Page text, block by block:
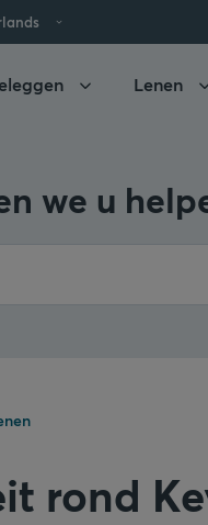
Lenen
we u
rond